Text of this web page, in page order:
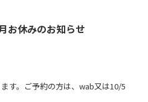
お休みのお知らせ
す。ご予約の方は、wab又は10/5